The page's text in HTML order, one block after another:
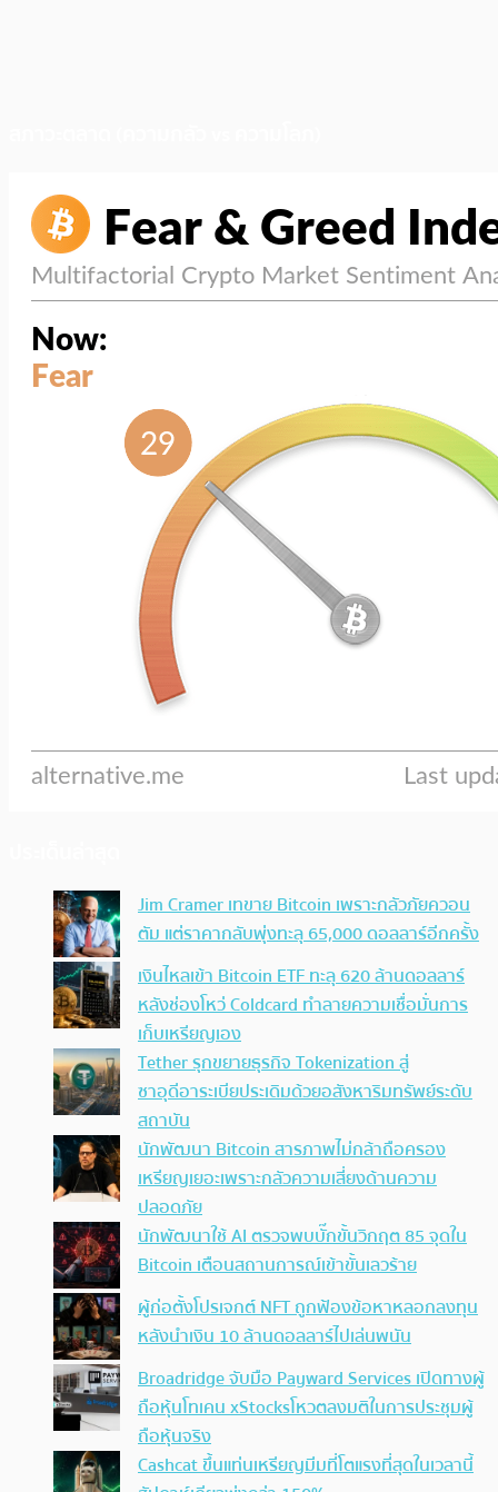
Jim Cramer เทขาย Bitcoin เพราะกลัวภัยควอน
ตัม แต่ราคากลับพุ่งทะลุ 65,000 ดอลลาร์อีกครั้ง
เงินไหลเข้า Bitcoin ETF ทะลุ 620 ล้านดอลลาร์
หลังช่องโหว่ Coldcard ทำลายความเชื่อมั่นการ
เก็บเหรียญเอง
Tether รุกขยายธุรกิจ Tokenization สู่
ซาอุดีอาระเบียประเดิมด้วยอสังหาริมทรัพย์ระดับ
สถาบัน
นักพัฒนา Bitcoin สารภาพไม่กล้าถือครอง
เหรียญเยอะเพราะกลัวความเสี่ยงด้านความ
ปลอดภัย
นักพัฒนาใช้ AI ตรวจพบบั๊กขั้นวิกฤต 85 จุดใน
Bitcoin เตือนสถานการณ์เข้าขั้นเลวร้าย
ผู้ก่อตั้งโปรเจกต์ NFT ถูกฟ้องข้อหาหลอกลงทุน
หลังนำเงิน 10 ล้านดอลลาร์ไปเล่นพนัน
Broadridge จับมือ Payward Services เปิดทางผู้
ถือหุ้นโทเคน xStocksโหวตลงมติในการประชุมผู้
ถือหุ้นจริง
Cashcat ขึ้นแท่นเหรียญมีมที่โตแรงที่สุดในเวลานี้